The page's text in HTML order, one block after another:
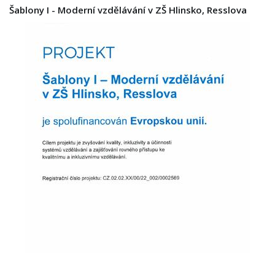
Šablony I - Moderní vzdělávání v ZŠ Hlinsko, Resslova